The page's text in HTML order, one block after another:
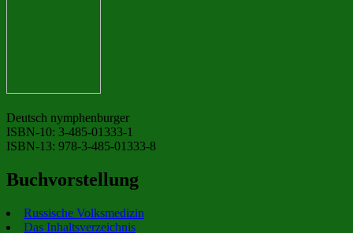
Deutsch nymphenburger
ISBN-10: 3-485-01333-1
ISBN-13: 978-3-485-01333-8
Buchvorstellung
Russische Volksmedizin
Das Inhaltsverzeichnis